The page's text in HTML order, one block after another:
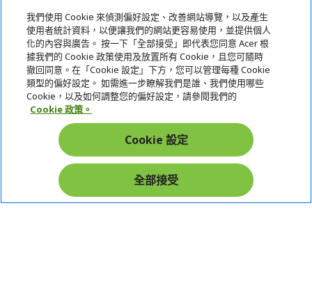
關於宏碁
服務
宏碁網路商城
在社群上追蹤 Acer
我們使用 Cookie 來偵測偏好設定、改善網站導覽，以及產生
使用者統計資料，以便讓我們的網站更容易使用，並提供個人
化的內容與廣告。 按一下「全部接受」即代表您同意 Acer 根
據我們的 Cookie 政策使用及放置所有 Cookie，且您可隨時
撤回同意。在「Cookie 設定」下方，您可以管理每種 Cookie
類型的偏好設定。 如需進一步瞭解我們是誰、我們使用哪些
Cookie，以及如何調整您的偏好設定，請參閱我們的
Cookie 政策。
Cookie 設定
全部接受